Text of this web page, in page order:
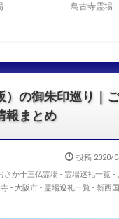
鳥古寺霊場
）の御朱印巡り｜
報まとめ
投稿 2020/
さか十三仏霊場 - 霊場巡礼一覧 -
- 大阪市 - 霊場巡礼一覧 - 新西